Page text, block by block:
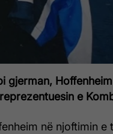
gjerman,
e
në njoftimin